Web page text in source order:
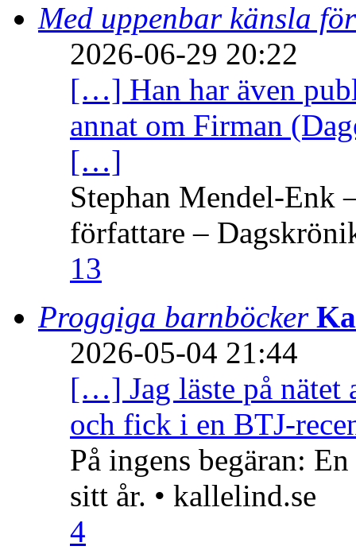
Med uppenbar känsla
2026-06-29 20:22
[…] Han har även
annat om Firman
[…]
Stephan Mendel-Enk
författare –
13
Proggiga barnböcker
2026-05-04 21:44
[…] Jag läste på nätet
och fick i en BTJ-
På ingens begäran:
sitt år. • kallelind.se
4